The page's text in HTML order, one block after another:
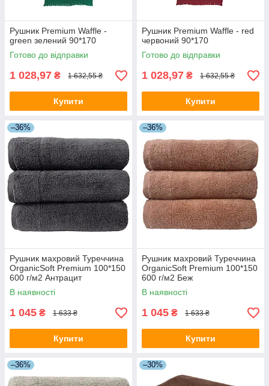
Рушник Premium Waffle -
green зелений 90*170
Готово до відправки
1 028,97 ₴ 1 632,55 ₴
Купити
Рушник Premium Waffle - red
червоний 90*170
Готово до відправки
1 028,97 ₴ 1 632,55 ₴
Купити
–36%
Рушник махровий Туреччина
OrganicSoft Premium 100*150
600 г/м2 Антрацит
В наявності
1 045 ₴ 1 633 ₴
Купити
–36%
Рушник махровий Туреччина
OrganicSoft Premium 100*150
600 г/м2 Беж
В наявності
1 045 ₴ 1 633 ₴
Купити
–36% –30%